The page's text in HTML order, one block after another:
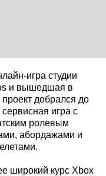
игра студии
и вышедшая в
добрался до
игра с
ролевым
абордажами и
широкий курс Xbox